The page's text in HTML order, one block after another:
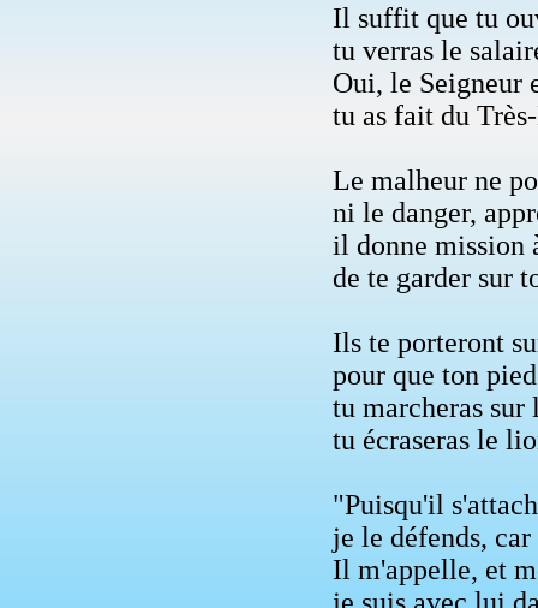
Il suffit que tu
tu verras le
Oui, le Seigneur
tu as fait du
Le malheur ne
ni le danger,
il donne mission
de te garder sur
Ils te porteront
pour que ton
tu marcheras
tu écraseras le
"Puisqu'il
je le défends,
Il m'appelle, et